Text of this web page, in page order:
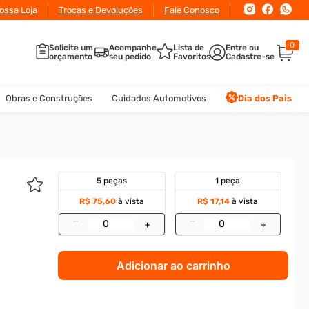
pagamento via Pix ou Boleto
Loja Trocas e Devoluções Fale Conosco
Solicite um
orçamento
Acompanhe
seu pedido
Lista de
Favoritos
0
Obras e Construções Cuidados Automotivos Dia dos Pais
5 peças
R$ 75,60à vista
– +
1 peça
R$ 17,14 à vista
– +
Adicionar ao carrinho